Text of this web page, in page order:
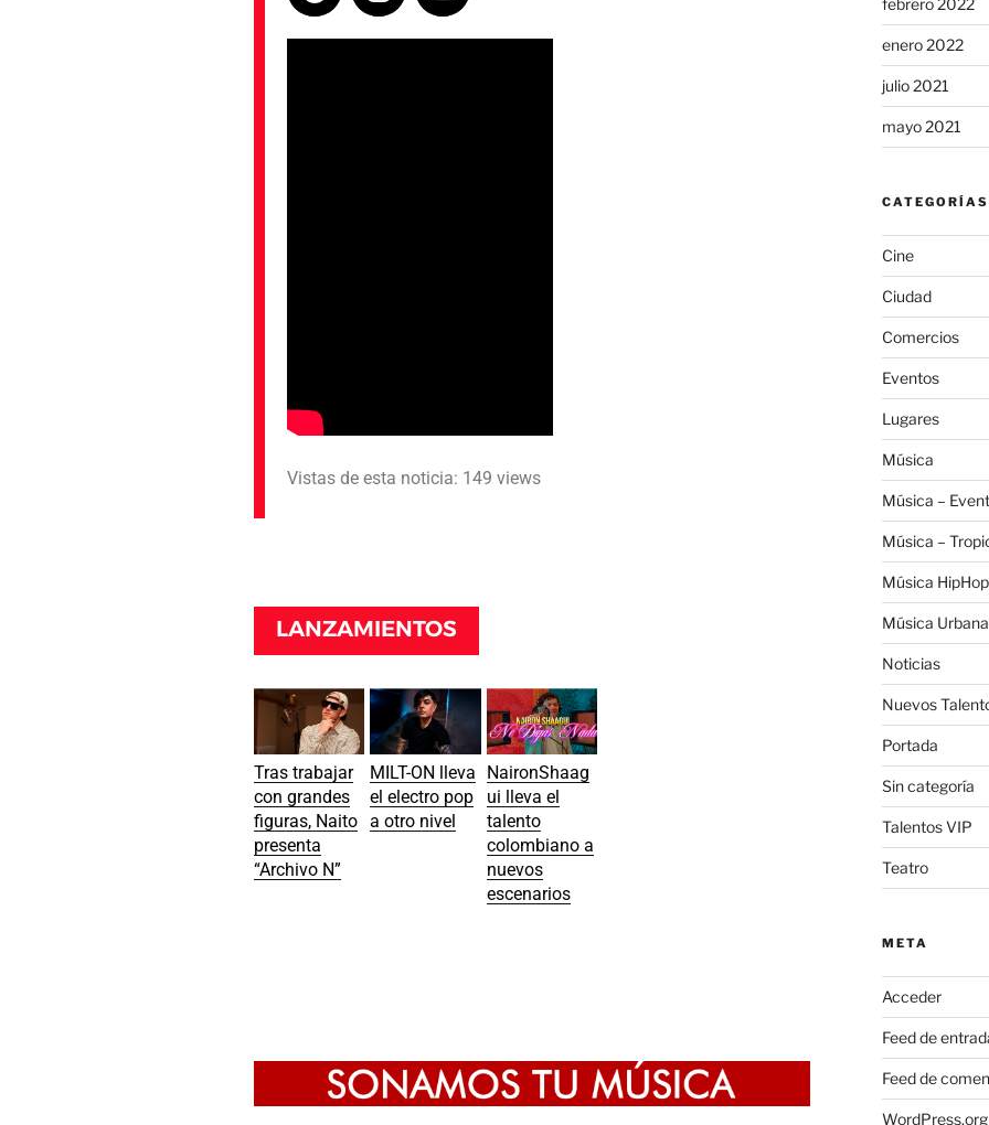
Vistas de esta noticia: 149 views
LANZAMIENTOS
Tras trabajar
con grandes
figuras, Naito
presenta
“Archivo N”
MILT-ON lleva
el electro pop
a otro nivel
NaironShaag
ui lleva el
talento
colombiano a
nuevos
escenarios
enero 2022
julio 2021
mayo 2021
CATEGORÍAS
Cine
Ciudad
Comercios
Eventos
Lugares
Música
Música –
Música –
Música HipHop
Música Urbana
Noticias
Nuevos
Portada
Sin categoría
Talentos VIP
Teatro
META
Acceder
Feed de
Feed de
WordPress.org